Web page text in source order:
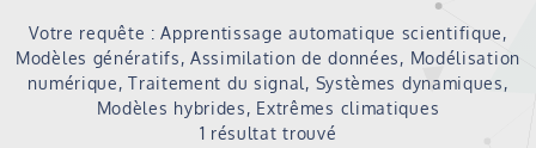
Votre requête : Apprentissage automatique scientifique,
Modèles génératifs, Assimilation de données, Modélisation
numérique, Traitement du signal, Systèmes dynamiques,
Modèles hybrides, Extrêmes climatiques
1 résultat trouvé